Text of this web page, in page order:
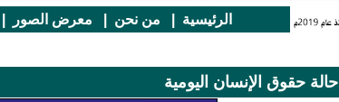
الرئيسية من نحن معرض الصور
حالة حقوق الإنسان اليومية